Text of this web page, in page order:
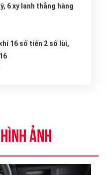
6 xy lanh thẳng hàng
16 số tiến 2 số lùi,
ẢNH